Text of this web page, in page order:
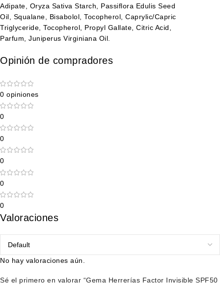
Adipate, Oryza Sativa Starch, Passiflora Edulis Seed
Oil, Squalane, Bisabolol, Tocopherol, Caprylic/Capric
Triglyceride, Tocopherol, Propyl Gallate, Citric Acid,
Parfum, Juniperus Virginiana Oil.
Opinión de compradores
0 opiniones
0
0
0
0
0
Valoraciones
No hay valoraciones aún.
Sé el primero en valorar “Gema Herrerías Factor Invisible SPF50